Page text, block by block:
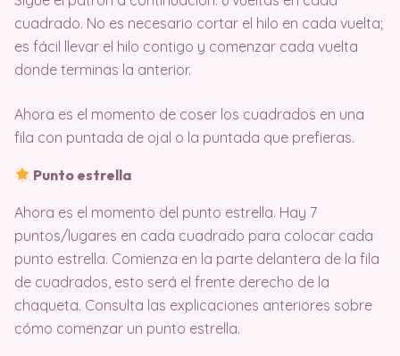
cuadrado. No es necesario cortar el hilo en cada vuelta;
es fácil llevar el hilo contigo y comenzar cada vuelta
donde terminas la anterior.
Ahora es el momento de coser los cuadrados en una
fila con puntada de ojal o la puntada que prefieras.
Punto estrella
Ahora es el momento del punto estrella. Hay 7
puntos/lugares en cada cuadrado para colocar cada
punto estrella. Comienza en la parte delantera de la fila
de cuadrados, esto será el frente derecho de la
chaqueta. Consulta las explicaciones anteriores sobre
cómo comenzar un punto estrella.